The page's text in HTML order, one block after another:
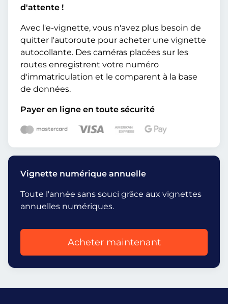
d'attente !
Avec l'e-vignette, vous n'avez plus besoin de
quitter l'autoroute pour acheter une vignette
autocollante. Des caméras placées sur les
routes enregistrent votre numéro
d'immatriculation et le comparent à la base
de données.
Payer en ligne en toute sécurité
Vignette numérique annuelle
Toute l'année sans souci grâce aux vignettes
annuelles numériques.
Acheter maintenant